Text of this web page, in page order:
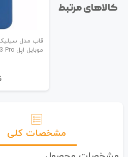
کالاهای مرتبط
قاب مدل
موبایل اپل iPhone 13 Pro
مشخصات کلی